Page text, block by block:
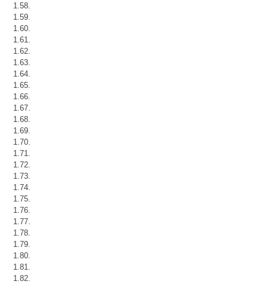
1.58.
1.59.
1.60.
1.61.
1.62.
1.63.
1.64.
1.65.
1.66.
1.67.
1.68.
1.69.
1.70.
1.71.
1.72.
1.73.
1.74.
1.75.
1.76.
1.77.
1.78.
1.79.
1.80.
1.81.
1.82.